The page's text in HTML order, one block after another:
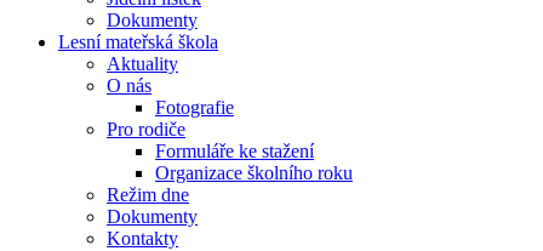
Dokumenty
Lesní mateřská škola
Aktuality
O nás
Fotografie
Pro rodiče
Formuláře ke stažení
Organizace školního roku
Režim dne
Dokumenty
Kontakty